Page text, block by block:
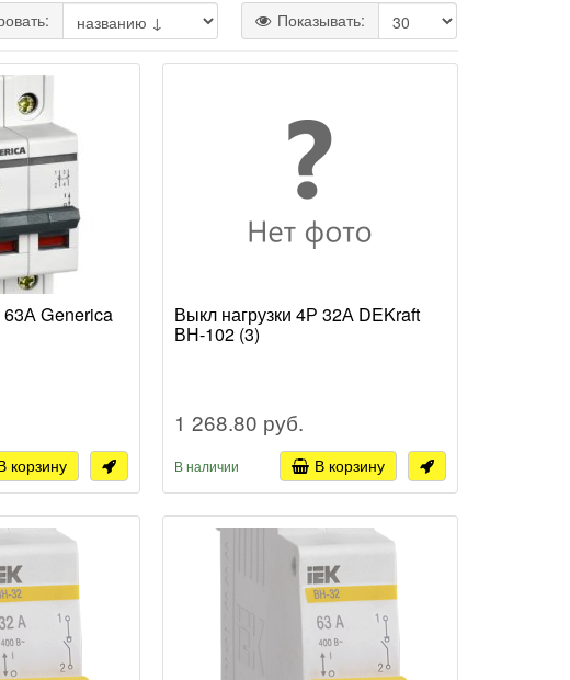
Показывать:
63А Generica
корзину
Выкл нагрузки 4Р 32А DEKraft
ВН-102 (3)
1 268.80 руб.
В наличии В корзину